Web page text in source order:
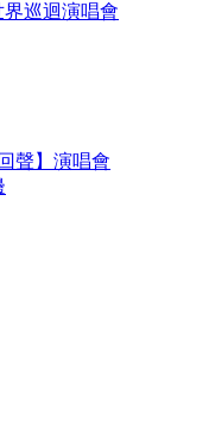
界巡迴演唱會
聲】演唱會